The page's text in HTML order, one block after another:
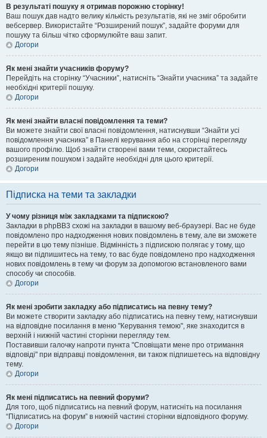
В результаті пошуку я отримав порожню сторінку!
Ваш пошук дав надто велику кількість результатів, які не зміг обробити
вебсервер. Використайте “Розширений пошук”, задайте форуми для
пошуку та більш чітко сформулюйте ваш запит.
Догори
Як мені знайти учасників форуму?
Перейдіть на сторінку “Учасники”, натисніть “Знайти учасника” та задайте
необхідні критерії пошуку.
Догори
Як мені знайти власні повідомлення та теми?
Ви можете знайти свої власні повідомлення, натиснувши “Знайти усі
повідомлення учасника” в Панелі керування або на сторінці перегляду
вашого профілю. Щоб знайти створені вами теми, скористайтесь
розширеним пошуком і задайте необхідні для цього критерії.
Догори
Підписка на теми та закладки
У чому різниця між закладками та підпискою?
Закладки в phpBB3 схожі на закладки в вашому веб-браузері. Вас не буде
повідомлено про надходження нових повідомлень в тему, але ви зможете
перейти в цю тему пізніше. Відмінність з підпискою полягає у тому, що
якщо ви підпишитесь на тему, то вас буде повідомлено про надходження
нових повідомлень в тему чи форум за допомогою встановленого вами
способу чи способів.
Догори
Як мені зробити закладку або підписатись на певну тему?
Ви можете створити закладку або підписатись на певну тему, натиснувши
на відповідне посилання в меню "Керування темою", яке знаходится в
верхній і нижній частині сторінки перегляду тем.
Поставивши галочку напроти пункта "Сповіщати мене про отримання
відповіді" при відправці повідомлення, ви також підпишетесь на відповідну
тему.
Догори
Як мені підписатись на певний форуми?
Для того, щоб підписатись на певний форум, натисніть на посилання
“Підписатись на форум” в нижній частині сторінки відповідного форуму.
Догори